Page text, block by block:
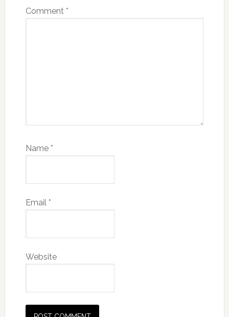
Comment *
Name *
Email *
Website